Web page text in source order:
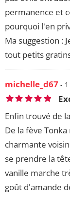
permanence et
pourquoi l'en
Ma suggestion :
tout petits
michelle_d67 -
Enfin trouvé de
De la fève
charmante
se prendre la
vanille marche
goût d'amande